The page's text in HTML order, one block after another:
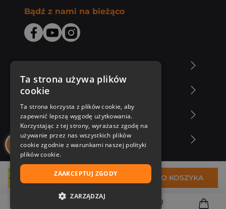
29,94 zł DO KOSZYKA
Bądź z nami na bieżąco
Zakupy u nas
Nasza oferta
Nasi autorzy
Ta strona używa plików
cookie
Ta strona korzysta z plików cookie, aby
zapewnić lepszą wygodę użytkowania.
Korzystając z tej strony, wyrażasz zgodę na
używanie przez nas wszystkich plików
cookie zgodnie z warunkami naszej polityki
plików cookie.
ZAAKCEPTUJ ZGODY
ZARZĄDZAJ